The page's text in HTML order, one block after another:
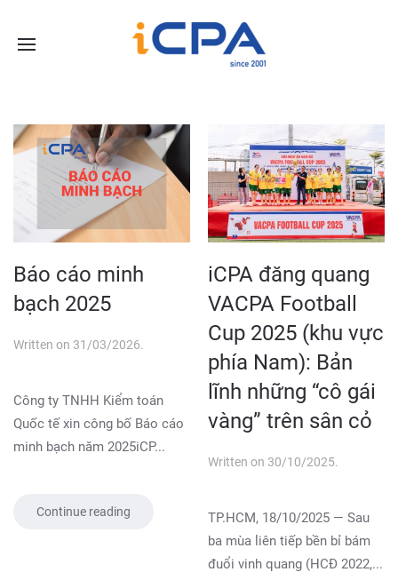
Báo cáo minh
bạch 2025
Written on 31/03/2026.
Công ty TNHH Kiểm toán
Quốc tế xin công bố Báo cáo
minh bạch năm 2025iCP...
Continue reading
iCPA đăng quang
VACPA Football
Cup 2025 (khu vực
phía Nam): Bản
lĩnh những “cô gái
vàng” trên sân cỏ
Written on 30/10/2025.
TP.HCM, 18/10/2025 — Sau
ba mùa liên tiếp bền bỉ bám
đuổi vinh quang (HCĐ 2022,...